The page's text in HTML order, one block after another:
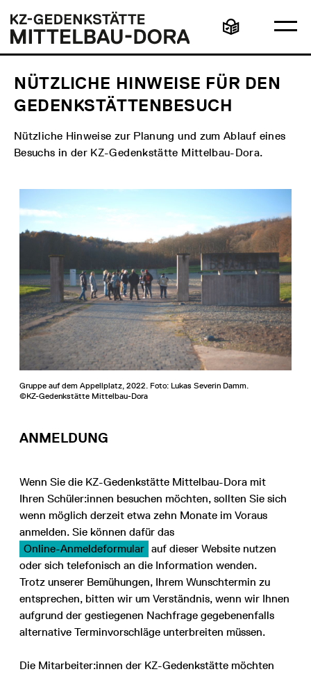
zum
Inhalt
KZ-
Gedenkstätte
Mittelbau-
Leichte
Sprache
NÜTZLICHE HINWEISE FÜR DEN
GEDENKSTÄTTENBESUCH
Nützliche Hinweise zur Planung und zum Ablauf eines
Besuchs in der KZ-Gedenkstätte Mittelbau-Dora.
Gruppe auf dem Appellplatz, 2022. Foto: Lukas Severin Damm.
©KZ-Gedenkstätte Mittelbau-Dora
ANMELDUNG
Wenn Sie die KZ-Gedenkstätte Mittelbau-Dora mit
Ihren Schüler:innen besuchen möchten, sollten Sie sich
wenn möglich derzeit etwa zehn Monate im Voraus
anmelden. Sie können dafür das
Online-Anmeldeformular auf dieser Website nutzen
oder sich telefonisch an die Information wenden.
Trotz unserer Bemühungen, Ihrem Wunschtermin zu
entsprechen, bitten wir um Verständnis, wenn wir Ihnen
aufgrund der gestiegenen Nachfrage gegebenenfalls
alternative Terminvorschläge unterbreiten müssen.
Die Mitarbeiter:innen der KZ-Gedenkstätte möchten